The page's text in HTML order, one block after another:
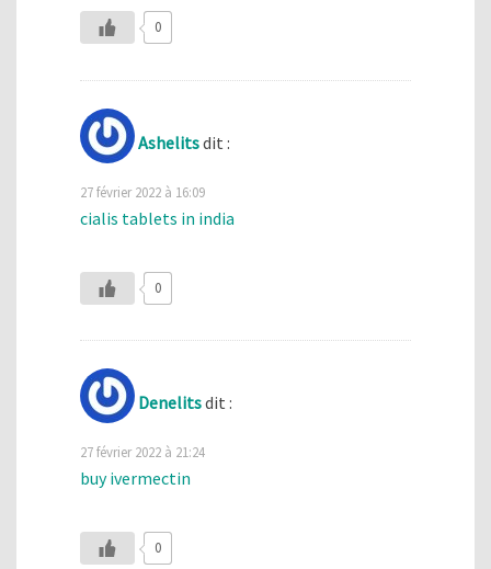
0
Ashelitsdit :
27 février 2022 à 16:09
cialis tablets in india
0
Denelitsdit :
27 février 2022 à 21:24
buy ivermectin
0